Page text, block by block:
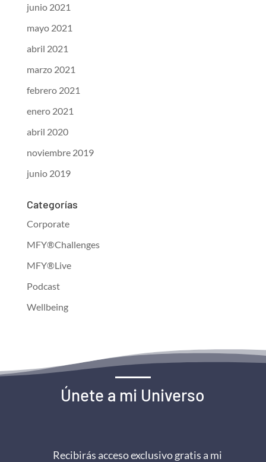
junio 2021
mayo 2021
abril 2021
marzo 2021
febrero 2021
enero 2021
abril 2020
noviembre 2019
junio 2019
Categorías
Corporate
MFY®Challenges
MFY®Live
Podcast
Wellbeing
Únete a mi Universo
Recibirás acceso exclusivo gratis a mi